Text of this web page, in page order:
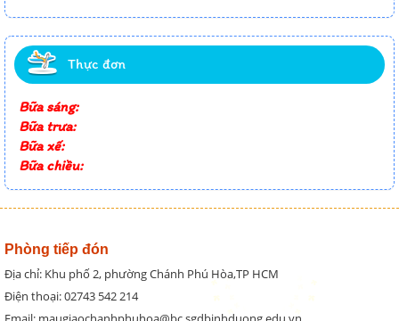
Thực đơn
Bữa sáng:
Bữa trưa:
Bữa xế:
Bữa chiều:
Phòng tiếp đón
Địa chỉ: Khu phố 2, phường Chánh Phú Hòa,TP HCM
Điện thoại: 02743 542 214